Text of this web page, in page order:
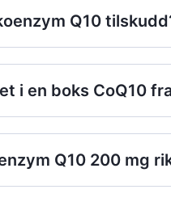
Q10
i en boks CoQ10
Q10 200 mg